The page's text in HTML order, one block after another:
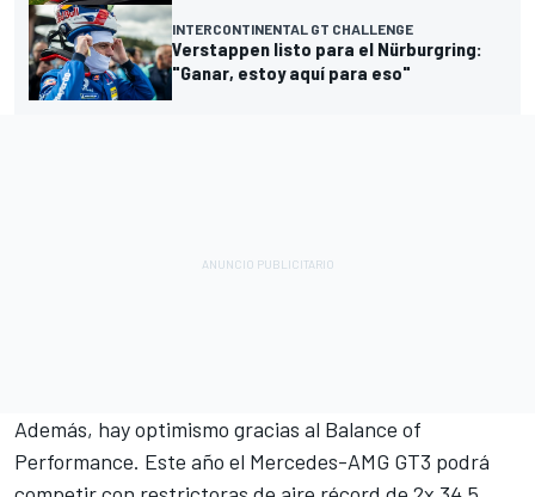
INTERCONTINENTAL GT CHALLENGE
Verstappen listo para el Nürburgring:
"Ganar, estoy aquí para eso"
Además, hay optimismo gracias al Balance of
Performance. Este año el Mercedes-AMG GT3 podrá